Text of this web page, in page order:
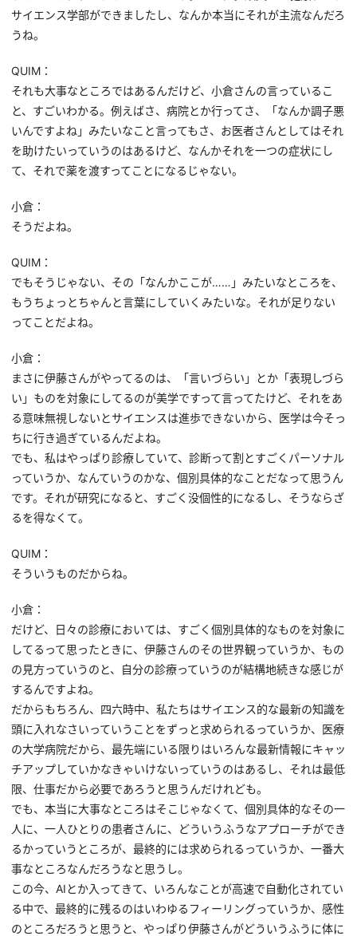
サイエンス学部ができましたし、なんか本当にそれが主流なんだろ
うね。
QUIM：
それも大事なところではあるんだけど、小倉さんの言っているこ
と、すごいわかる。例えばさ、病院とか行ってさ、「なんか調子悪
いんですよね」みたいなこと言ってもさ、お医者さんとしてはそれ
を助けたいっていうのはあるけど、なんかそれを一つの症状にし
て、それで薬を渡すってことになるじゃない。
小倉：
そうだよね。
QUIM：
でもそうじゃない、その「なんかここが……」みたいなところを、
もうちょっとちゃんと言葉にしていくみたいな。それが足りない
ってことだよね。
小倉：
まさに伊藤さんがやってるのは、「言いづらい」とか「表現しづら
い」ものを対象にしてるのが美学ですって言ってたけど、それをあ
る意味無視しないとサイエンスは進歩できないから、医学は今そっ
ちに行き過ぎているんだよね。
でも、私はやっぱり診療していて、診断って割とすごくパーソナル
っていうか、なんていうのかな、個別具体的なことだなって思うん
です。それが研究になると、すごく没個性的になるし、そうならざ
るを得なくて。
QUIM：
そういうものだからね。
小倉：
だけど、日々の診療においては、すごく個別具体的なものを対象に
してるって思ったときに、伊藤さんのその世界観っていうか、もの
の見方っていうのと、自分の診療っていうのが結構地続きな感じが
するんですよね。
だからもちろん、四六時中、私たちはサイエンス的な最新の知識を
頭に入れなさいっていうことをずっと求められるっていうか、医療
の大学病院だから、最先端にいる限りはいろんな最新情報にキャッ
チアップしていかなきゃいけないっていうのはあるし、それは最低
限、仕事だから必要であろうと思うんだけれども。
でも、本当に大事なところはそこじゃなくて、個別具体的なその一
人に、一人ひとりの患者さんに、どういうふうなアプローチができ
るかっていうところが、最終的には求められるっていうか、一番大
事なところなんだろうなと思うし。
この今、AIとか入ってきて、いろんなことが高速で自動化されてい
る中で、最終的に残るのはいわゆるフィーリングっていうか、感性
のところだろうと思うと、やっぱり伊藤さんがどういうふうに体に